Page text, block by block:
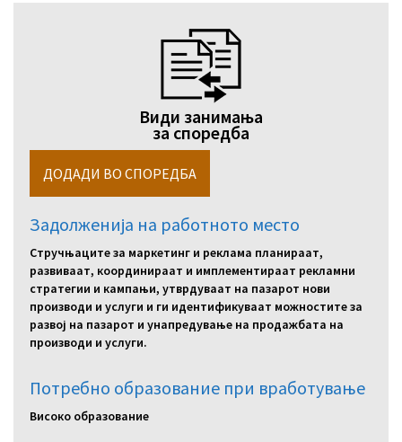
Види занимања
за споредба
Задолженија на работното место
Стручњаците за маркетинг и реклама планираат,
развиваат, координираат и имплементираат рекламни
стратегии и кампањи, утврдуваат на пазарот нови
производи и услуги и ги идентификуваат можностите за
развој на пазарот и унапредување на продажбата на
производи и услуги.
Потребно образование при вработување
Високо образование